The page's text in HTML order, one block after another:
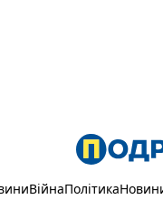
ВійнаПолітика